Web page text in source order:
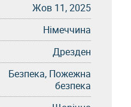
Жов 11, 2025
Німеччина
Дрезден
Безпека, Пожежна
безпека